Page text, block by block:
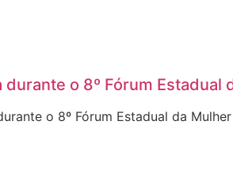
o 8º Fórum Estadual
o 8º Fórum Estadual da